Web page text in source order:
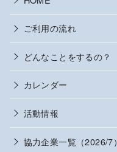
ご利用の流れ
どんなことをするの？
カレンダー
活動情報
協力企業一覧（2026/7）